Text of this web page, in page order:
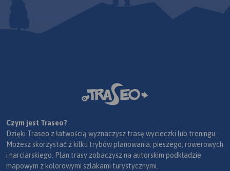
Czym jest Traseo?
Dzięki Traseo z łatwością wyznaczysz trasę wycieczki lub treningu.
Możesz skorzystać z kilku trybów planowania: pieszego, rowerowych
i narciarskiego. Plan trasy zobaczysz na autorskim podkładzie
mapowym z kolorowymi szlakami turystycznymi.